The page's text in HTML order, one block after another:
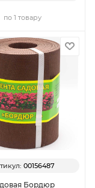
по 1 товару
00156487
Бордюр